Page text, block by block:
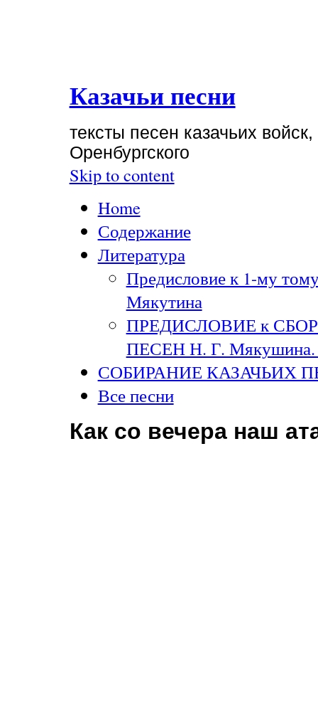
Казачьи песни
тексты песен казачьих
Оренбургского
Skip to content
Home
Содержание
Литература
Предисловие к 1-му
Мякутина
ПРЕДИСЛОВИЕ к
ПЕСЕН Н. Г. Мякушина.
СОБИРАНИЕ КАЗАЧЬИХ
Все песни
Как со вечера наш